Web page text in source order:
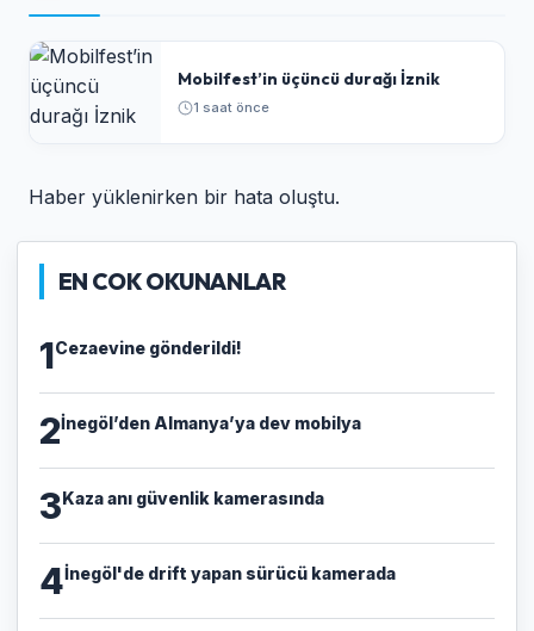
Mobilfest’in üçüncü durağı İznik
1 saat önce
Haber yüklenirken bir hata oluştu.
EN COK OKUNANLAR
1Cezaevine gönderildi!
2İnegöl’den Almanya’ya dev mobilya
3Kaza anı güvenlik kamerasında
4İnegöl'de drift yapan sürücü kamerada